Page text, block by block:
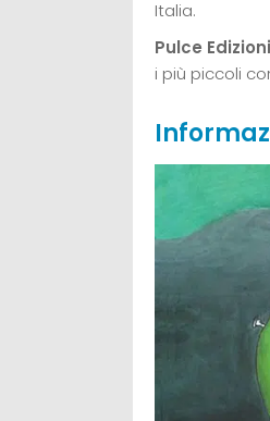
Italia.
Pulce Edizioni
i più piccoli